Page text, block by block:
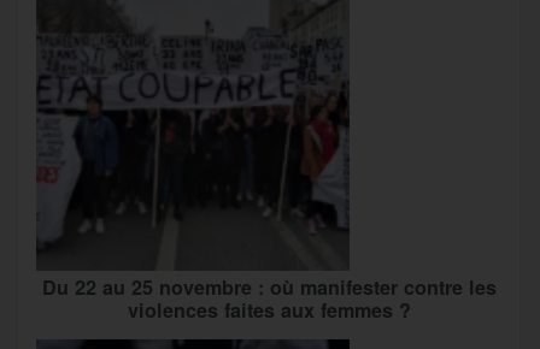
Du 22 au 25 novembre : où manifester contre les
violences faites aux femmes ?